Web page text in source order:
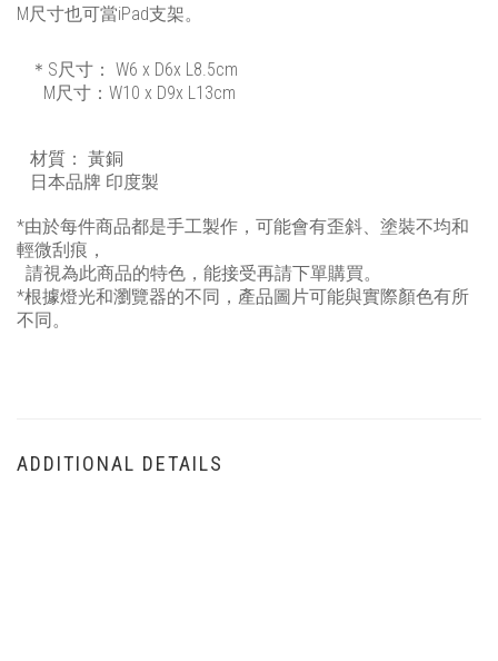
M尺寸也可當iPad支架。
＊S尺寸： W6 x D6x L8.5cm
M尺寸：W10 x D9x L13cm
材質： 黃銅
日本品牌 印度製
*由於每件商品都是手工製作，可能會有歪斜、塗裝不均和
輕微刮痕，
請視為此商品的特色，能接受再請下單購買。
*根據燈光和瀏覽器的不同，產品圖片可能與實際顏色有所
不同。
ADDITIONAL DETAILS